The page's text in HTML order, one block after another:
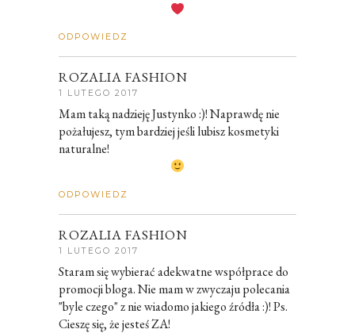
ODPOWIEDZ
ROZALIA FASHION
1 LUTEGO 2017
Mam taką nadzieję Justynko :)! Naprawdę nie
pożałujesz, tym bardziej jeśli lubisz kosmetyki
naturalne!
ODPOWIEDZ
ROZALIA FASHION
1 LUTEGO 2017
Staram się wybierać adekwatne współprace do
promocji bloga. Nie mam w zwyczaju polecania
"byle czego" z nie wiadomo jakiego źródła :)! Ps.
Cieszę się, że jesteś ZA!